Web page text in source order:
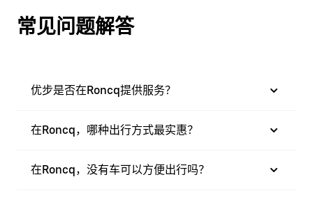
常见问题解答
优步是否在Roncq提供服务？
在Roncq，哪种出行方式最实惠？
在Roncq，没有车可以方便出行吗？